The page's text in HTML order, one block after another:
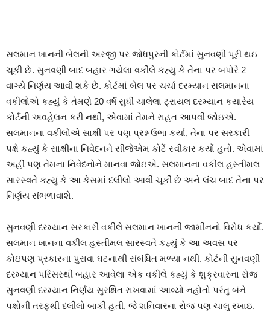
સલમાન ખાનની બેલની અરજી પર જોધપુરની કોર્ટમાં સુનવણી પૂરી થઇ
ચૂકી છે. સુનવણી બાદ બહાર ગયેલા વકીલે કહ્યું કે તેના પર બપોરે 2
વાગ્યે નિર્ણય આવી શકે છે. કોર્ટમાં બેલ પર ચર્ચા દરમ્યાન સલમાનના
વકીલોએ કહ્યું કે તેમણે 20 વર્ષ સુધી ચાલેલા ટ્રાયલ દરમ્યાન કયારેય
કોર્ટની અવહેલન કરી નથી, એવામાં તેમને રાહત આપવી જોઇએ.
સલમાનના વકીલોએ સાક્ષી પર પણ પ્રશ્ન ઉભા કર્યા, તેના પર સરકારી
પક્ષે કહ્યું કે સાક્ષીના નિવેદનને સીજેએમ કોર્ટે સ્વીકાર કર્યો હતો. એવામાં
અહીં પણ તેમના નિવેદનોને માનવા જોઇએ. સલમાનના વકીલ હસ્તીમલ
સારસ્વતે કહ્યું કે આ કેસમાં દલીલો આવી ચૂકી છે અને લંચ બાદ તેના પર
નિર્ણય સંભળાવાશે.
સુનવણી દરમ્યાન સરકારી વકીલે સલમાન ખાનની જામીનનો વિરોધ કર્યો.
સલમાન ખાનના વકીલ હસ્તીમલ સારસ્વતે કહ્યું કે આ અવસ પર
કોઇપણ પ્રકારના પુરાવા ઘટનાથી સંબંધિત મળ્યા નથી. કોર્ટની સુનવણી
દરમ્યાન પરિસરથી બહાર આવેલા એક વકીલે કહ્યું કે શુક્રવારના રોજ
સુનવણી દરમ્યાન નિર્ણય સુરક્ષિત રાખવામાં આવ્યો નહોતો પરંતુ બંને
પક્ષોની તરફથી દલીલો બાકી હતી, જે શનિવારના રોજ પણ ચાલુ રખાઇ.